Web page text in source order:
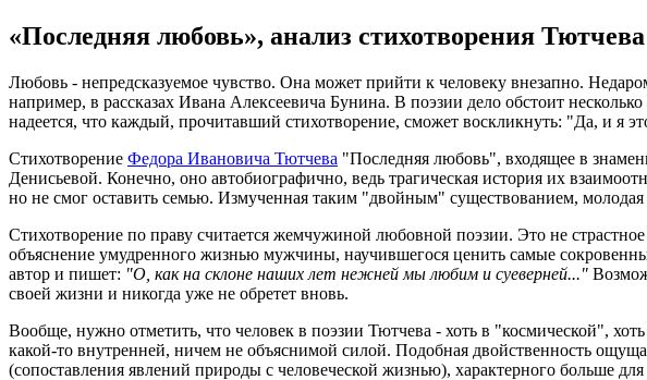
«Последняя любовь», анализ стихотворения Тютчева
Любовь - непредсказуемое чувство. Она может прийти к человеку внезапно.
например, в рассказах Ивана Алексеевича Бунина. В поэзии дело обстоит
надеется, что каждый, прочитавший стихотворение, сможет воскликнуть: "Да, и я
Стихотворение Федора Ивановича Тютчева "Последняя любовь", входящее в
Денисьевой. Конечно, оно автобиографично, ведь трагическая история их
но не смог оставить семью. Измученная таким "двойным" существованием,
Стихотворение по праву считается жемчужиной любовной поэзии. Это не
объяснение умудренного жизнью мужчины, научившегося ценить самые
автор и пишет: "О, как на склоне наших лет нежней мы любим и суеверней..."
своей жизни и никогда уже не обретет вновь.
Вообще, нужно отметить, что человек в поэзии Тютчева - хоть в "космической",
какой-то внутренней, ничем не объяснимой силой. Подобная двойственность
(сопоставления явлений природы с человеческой жизнью), характерного больше